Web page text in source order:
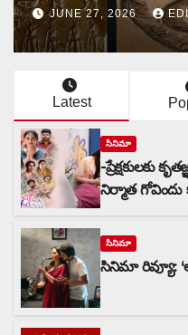
Latest
సినిమా
-ప్రేక్షకులకు
నిర్మాత
సినిమా
సినిమా రివ్యూ: